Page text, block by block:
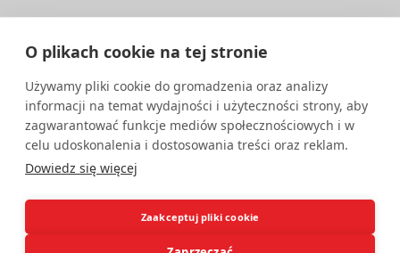
O plikach cookie na tej stronie
Używamy pliki cookie do gromadzenia oraz analizy
informacji na temat wydajności i użyteczności strony, aby
zagwarantować funkcje mediów społecznościowych i w
celu udoskonalenia i dostosowania treści oraz reklam.
Dowiedz się więcej
Zaakceptuj pliki cookie
ISO/IEC 27001
Bezpieczeństwem Informacji zgodny z międzynarodową normą
ISO/IEC 27001.